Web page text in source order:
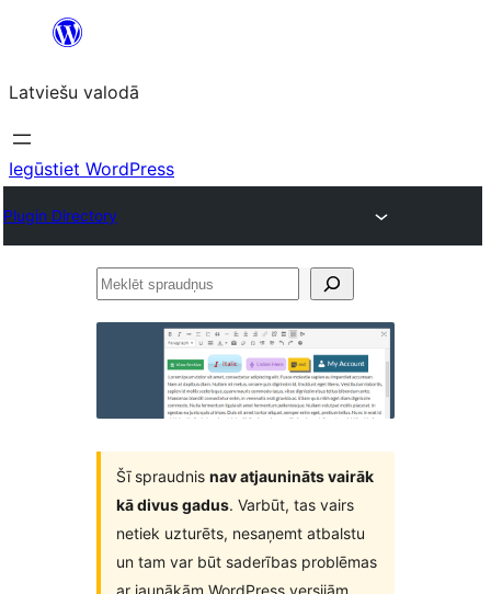
Pāriet
saturu
Latviešu valodā
Iegūstiet WordPress
Plugin Directory
Meklēt
Šī spraudnis nav atjaunināts vairāk
kā divus gadus. Varbūt, tas vairs
netiek uzturēts, nesaņemt atbalstu
un tam var būt saderības problēmas
ar jaunākām WordPress versijām.